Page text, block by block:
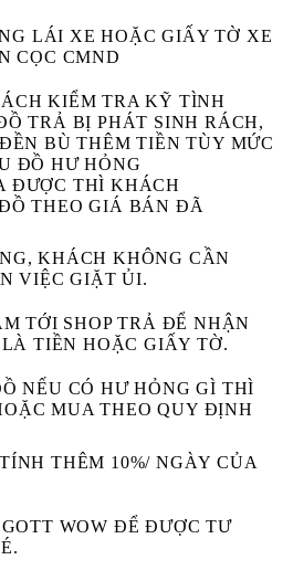
LÁI XE HOẶC GIẤY TỜ XE
CỌC CMND
KIỂM TRA KỸ TÌNH
TRẢ BỊ PHÁT SINH RÁCH,
BÙ THÊM TIỀN TÙY MỨC
ĐỒ HƯ HỎNG
ĐƯỢC THÌ KHÁCH
THEO GIÁ BÁN ĐÃ
KHÁCH KHÔNG CẦN
VIỆC GIẶT ỦI.
TỚI SHOP TRẢ ĐỂ NHẬN
TIỀN HOẶC GIẤY TỜ.
NẾU CÓ HƯ HỎNG GÌ THÌ
MUA THEO QUY ĐỊNH
THÊM 10%/ NGÀY CỦA
WOW ĐỂ ĐƯỢC TƯ